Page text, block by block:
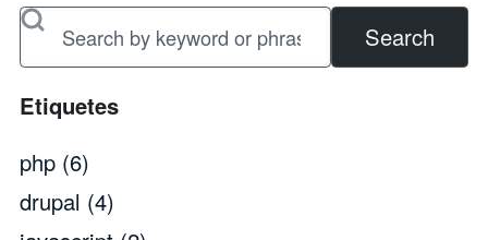
Search
Etiquetes
php (6)
drupal (4)